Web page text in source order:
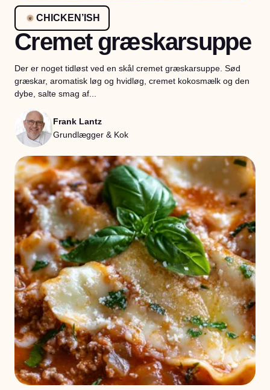
CHICKEN’ISH
Cremet græskarsuppe
Der er noget tidløst ved en skål cremet græskarsuppe. Sød
græskar, aromatisk løg og hvidløg, cremet kokosmælk og den
dybe, salte smag af...
Frank Lantz
Grundlægger & Kok